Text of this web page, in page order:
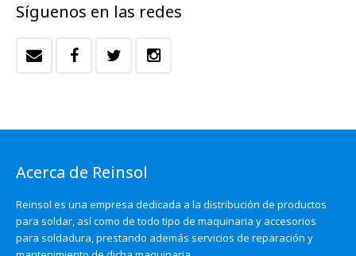
Síguenos en las redes
Acerca de Reinsol
Reinsol es una empresa dedicada a la distribución de productos
para soldar, así como de todo tipo de maquinaria y accesorios
para soldadura, prestando además servicios de reparación y